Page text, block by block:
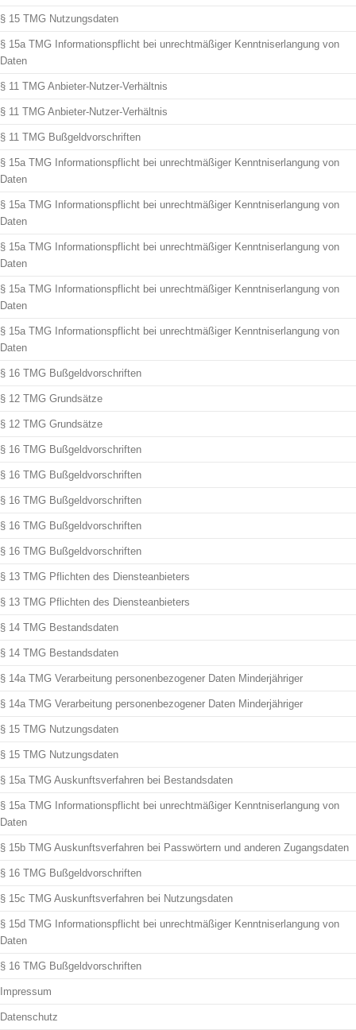
§ 15 TMG Nutzungsdaten
§ 15a TMG Informationspflicht bei unrechtmäßiger Kenntniserlangung von
Daten
§ 11 TMG Anbieter-Nutzer-Verhältnis
§ 11 TMG Anbieter-Nutzer-Verhältnis
§ 11 TMG Bußgeldvorschriften
§ 15a TMG Informationspflicht bei unrechtmäßiger Kenntniserlangung von
Daten
§ 15a TMG Informationspflicht bei unrechtmäßiger Kenntniserlangung von
Daten
§ 15a TMG Informationspflicht bei unrechtmäßiger Kenntniserlangung von
Daten
§ 15a TMG Informationspflicht bei unrechtmäßiger Kenntniserlangung von
Daten
§ 15a TMG Informationspflicht bei unrechtmäßiger Kenntniserlangung von
Daten
§ 16 TMG Bußgeldvorschriften
§ 12 TMG Grundsätze
§ 12 TMG Grundsätze
§ 16 TMG Bußgeldvorschriften
§ 16 TMG Bußgeldvorschriften
§ 16 TMG Bußgeldvorschriften
§ 16 TMG Bußgeldvorschriften
§ 16 TMG Bußgeldvorschriften
§ 13 TMG Pflichten des Diensteanbieters
§ 13 TMG Pflichten des Diensteanbieters
§ 14 TMG Bestandsdaten
§ 14 TMG Bestandsdaten
§ 14a TMG Verarbeitung personenbezogener Daten Minderjähriger
§ 14a TMG Verarbeitung personenbezogener Daten Minderjähriger
§ 15 TMG Nutzungsdaten
§ 15 TMG Nutzungsdaten
§ 15a TMG Auskunftsverfahren bei Bestandsdaten
§ 15a TMG Informationspflicht bei unrechtmäßiger Kenntniserlangung von
Daten
§ 15b TMG Auskunftsverfahren bei Passwörtern und anderen Zugangsdaten
§ 16 TMG Bußgeldvorschriften
§ 15c TMG Auskunftsverfahren bei Nutzungsdaten
§ 15d TMG Informationspflicht bei unrechtmäßiger Kenntniserlangung von
Daten
§ 16 TMG Bußgeldvorschriften
Impressum
Datenschutz